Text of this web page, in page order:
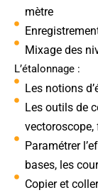
mètre
Mixage des
L’étalonnage :
Les notions
Les outils de
vectoroscope,
Paramétrer
bases, les
Copier et